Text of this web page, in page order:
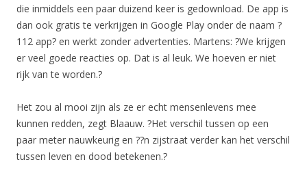
die inmiddels een paar duizend keer is gedownload. De app is
dan ook gratis te verkrijgen in Google Play onder de naam ?
112 app? en werkt zonder advertenties. Martens: ?We krijgen
er veel goede reacties op. Dat is al leuk. We hoeven er niet
rijk van te worden.?
Het zou al mooi zijn als ze er echt mensenlevens mee
kunnen redden, zegt Blaauw. ?Het verschil tussen op een
paar meter nauwkeurig en ??n zijstraat verder kan het verschil
tussen leven en dood betekenen.?